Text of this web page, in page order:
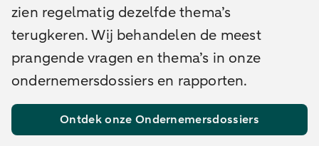
zien regelmatig dezelfde thema’s
terugkeren. Wij behandelen de meest
prangende vragen en thema’s in onze
ondernemersdossiers en rapporten.
Ontdek onze Ondernemersdossiers